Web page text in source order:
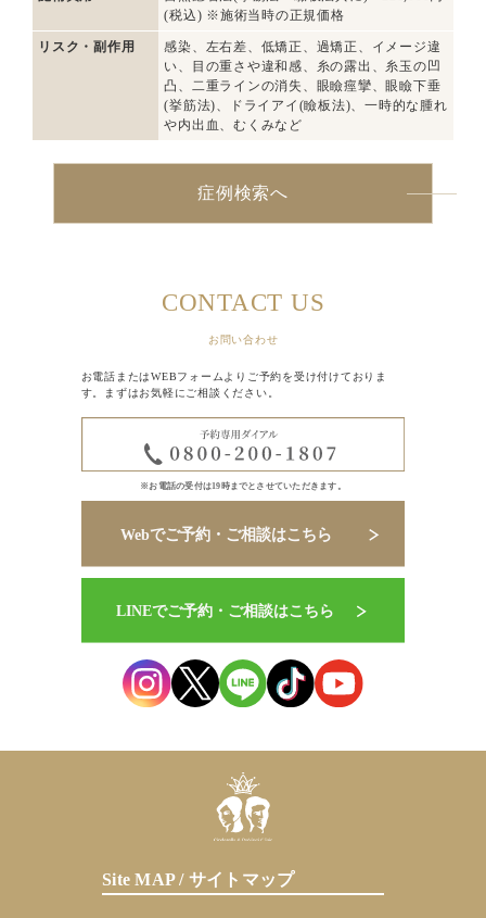
(税込) ※施術当時の正規価格
リスク・副作用
感染、左右差、低矯正、過矯正、イメージ違
い、目の重さや違和感、糸の露出、糸玉の凹
凸、二重ラインの消失、眼瞼痙攣、眼瞼下垂
(挙筋法)、ドライアイ(瞼板法)、一時的な腫れ
や内出血、むくみなど
症例検索へ
CONTACT US
お問い合わせ
お電話またはWEBフォームよりご予約を受け付けておりま
す。まずはお気軽にご相談ください。
※お電話の受付は19時までとさせていただきます。
Site MAP / サイトマップ